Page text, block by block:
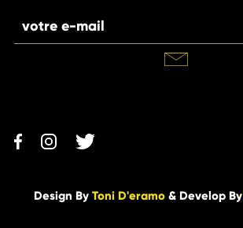
Design By Toni D'eramo & Develop By